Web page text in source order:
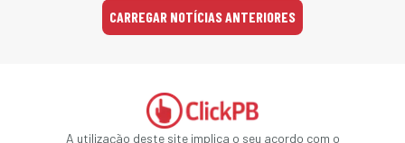
CARREGAR NOTÍCIAS ANTERIORES
A utilização deste site implica o seu acordo com o